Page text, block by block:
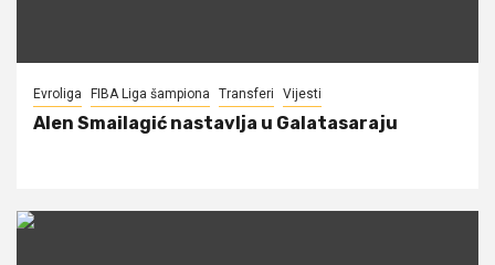
Evroliga FIBA Liga šampiona Transferi Vijesti
Alen Smailagić nastavlja u Galatasaraju